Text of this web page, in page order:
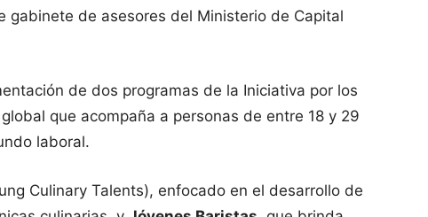
gabinete de asesores del Ministerio de Capital
de dos programas de la Iniciativa por los
que acompaña a personas de entre 18 y 29
laboral.
Culinary Talents), enfocado en el desarrollo de